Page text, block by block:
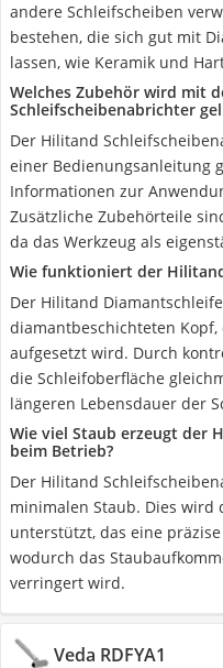
andere Schleifscheiben
bestehen, die sich gut mit
lassen, wie Keramik und
Welches Zubehör wird mit
Schleifscheibenabrichter
Der Hilitand
einer Bedienungsanleitung
Informationen zur
Zusätzliche Zubehörteile
da das Werkzeug als
Wie funktioniert der
Der Hilitand
diamantbeschichteten
aufgesetzt wird. Durch
die Schleifoberfläche
längeren Lebensdauer der
Wie viel Staub erzeugt der
beim Betrieb?
Der Hilitand
minimalen Staub. Dies wird
unterstützt, das eine
wodurch das
verringert wird.
Veda RDFYA1